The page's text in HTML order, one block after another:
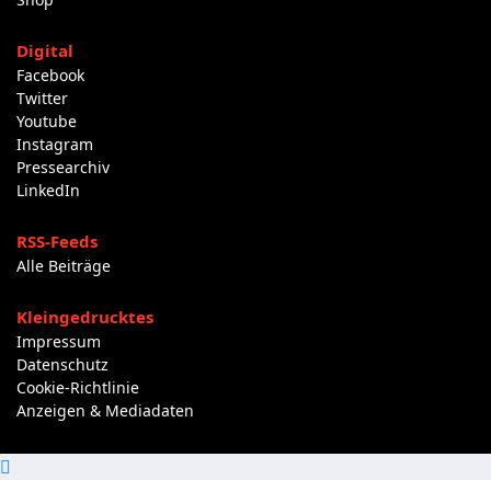
Digital
Facebook
Twitter
Youtube
Instagram
Pressearchiv
LinkedIn
RSS-Feeds
Alle Beiträge
Kleingedrucktes
Impressum
Datenschutz
Cookie-Richtlinie
Anzeigen & Mediadaten